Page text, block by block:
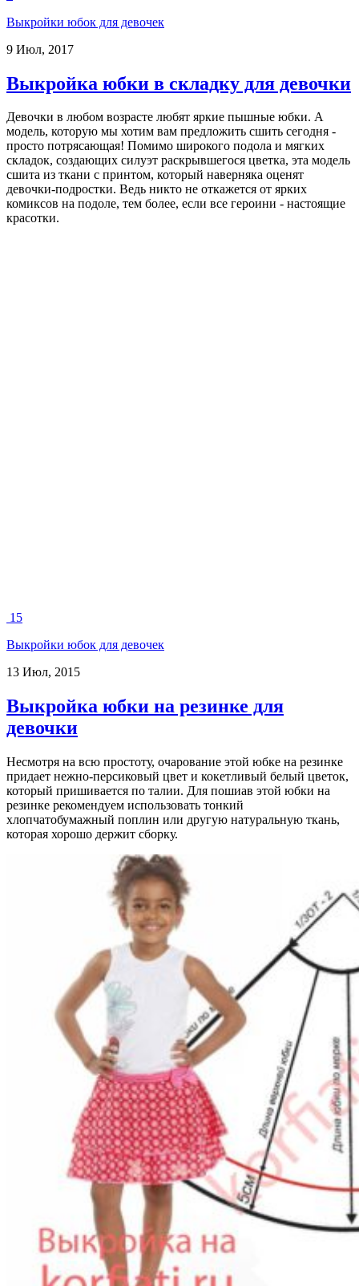
Выкройки юбок для девочек
9 Июл, 2017
Выкройка юбки в складку для девочки
Девочки в любом возрасте любят яркие пышные юбки. А
модель, которую мы хотим вам предложить сшить сегодня -
просто потрясающая! Помимо широкого подола и мягких
складок, создающих силуэт раскрывшегося цветка, эта модель
сшита из ткани с принтом, который наверняка оценят
девочки-подростки. Ведь никто не откажется от ярких
комиксов на подоле, тем более, если все героини - настоящие
красотки.
15
Выкройки юбок для девочек
13 Июл, 2015
Выкройка юбки на резинке для
девочки
Несмотря на всю простоту, очарование этой юбке на резинке
придает нежно-персиковый цвет и кокетливый белый цветок,
который пришивается по талии. Для пошиав этой юбки на
резинке рекомендуем использовать тонкий
хлопчатобумажный поплин или другую натуральную ткань,
которая хорошо держит сборку.